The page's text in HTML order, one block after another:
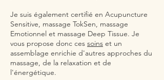
Je suis également certifié en Acupuncture
Sensitive, massage TokSen, massage
Emotionnel et massage Deep Tissue. Je
vous propose donc ces soins et un
assemblage enrichie d'autres approches du
massage, de la relaxation et de
l'énergétique.